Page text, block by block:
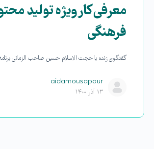
معرفی کارویژه تولید
فرهنگی
گفتگوی زنده با حجت الاسلام حسین صاحب الزمانی
aidamousapour
۱۳ آذر ۱۴۰۰